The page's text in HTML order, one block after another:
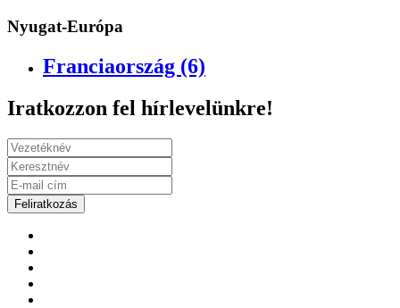
Nyugat-Európa
Franciaország (6)
Iratkozzon fel hírlevelünkre!
Feliratkozás